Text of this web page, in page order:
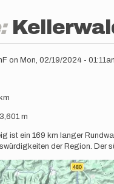
on Mon, 02/19/2024 -
3,601 m
ist ein 169 km langer
der Region. Der